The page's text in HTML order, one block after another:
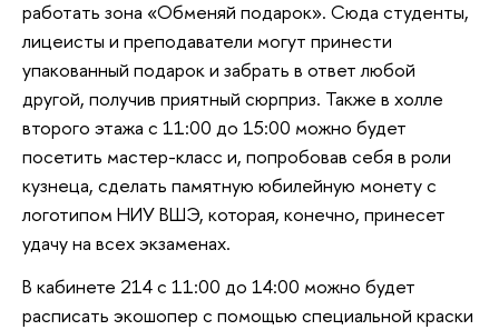
работать зона «Обменяй подарок». Сюда студенты,
лицеисты и преподаватели могут принести
упакованный подарок и забрать в ответ любой
другой, получив приятный сюрприз. Также в холле
второго этажа с 11:00 до 15:00 можно будет
посетить мастер-класс и, попробовав себя в роли
кузнеца, сделать памятную юбилейную монету с
логотипом НИУ ВШЭ, которая, конечно, принесет
удачу на всех экзаменах.
В кабинете 214 с 11:00 до 14:00 можно будет
расписать экошопер с помощью специальной краски